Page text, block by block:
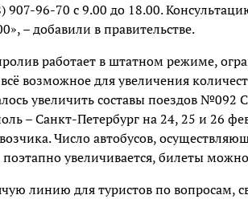
907-96-70 с 9.00 до 18.00.
– добавили в правительстве.
работает в штатном режиме,
возможное для увеличения
увеличить составы поездов
– Санкт-Петербург на 24, 25 и 26
Число автобусов,
увеличивается, билеты
линию для туристов по